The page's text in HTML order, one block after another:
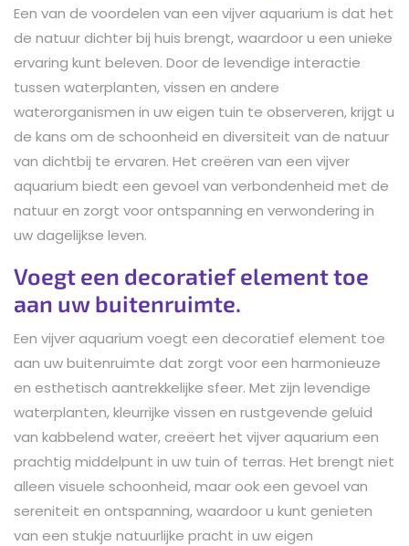
Een van de voordelen van een vijver aquarium is dat het
de natuur dichter bij huis brengt, waardoor u een unieke
ervaring kunt beleven. Door de levendige interactie
tussen waterplanten, vissen en andere
waterorganismen in uw eigen tuin te observeren, krijgt u
de kans om de schoonheid en diversiteit van de natuur
van dichtbij te ervaren. Het creëren van een vijver
aquarium biedt een gevoel van verbondenheid met de
natuur en zorgt voor ontspanning en verwondering in
uw dagelijkse leven.
Voegt een decoratief element toe
aan uw buitenruimte.
Een vijver aquarium voegt een decoratief element toe
aan uw buitenruimte dat zorgt voor een harmonieuze
en esthetisch aantrekkelijke sfeer. Met zijn levendige
waterplanten, kleurrijke vissen en rustgevende geluid
van kabbelend water, creëert het vijver aquarium een
prachtig middelpunt in uw tuin of terras. Het brengt niet
alleen visuele schoonheid, maar ook een gevoel van
sereniteit en ontspanning, waardoor u kunt genieten
van een stukje natuurlijke pracht in uw eigen